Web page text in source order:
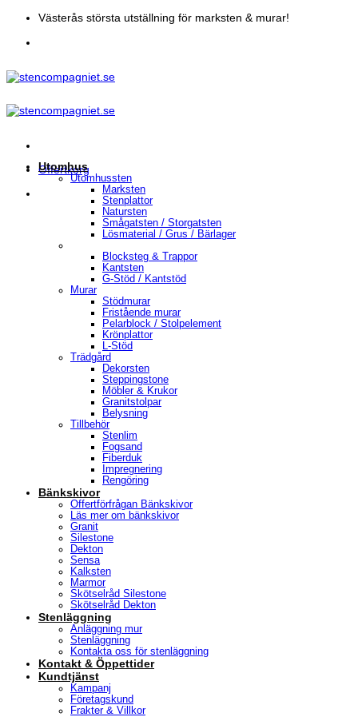
Skip
content
Västerås största utställning för marksten & murar!
Offertkorg
Utomhus
Utomhussten
Marksten
Stenplattor
Natursten
Smågatsten / Storgatsten
Lösmaterial / Grus / Bärlager
Blocksteg & Trappor
Kantsten
G-Stöd / Kantstöd
Murar
Stödmurar
Fristående murar
Pelarblock / Stolpelement
Krönplattor
L-Stöd
Trädgård
Dekorsten
Steppingstone
Möbler & Krukor
Granitstolpar
Belysning
Tillbehör
Stenlim
Fogsand
Fiberduk
Impregnering
Rengöring
Bänkskivor
Offertförfrågan Bänkskivor
Läs mer om bänkskivor
Granit
Silestone
Dekton
Sensa
Kalksten
Marmor
Skötselråd Silestone
Skötselråd Dekton
Stenläggning
Anläggning mur
Stenläggning
Kontakta oss för stenläggning
Kontakt & Öppettider
Kundtjänst
Kampanj
Företagskund
Frakter & Villkor